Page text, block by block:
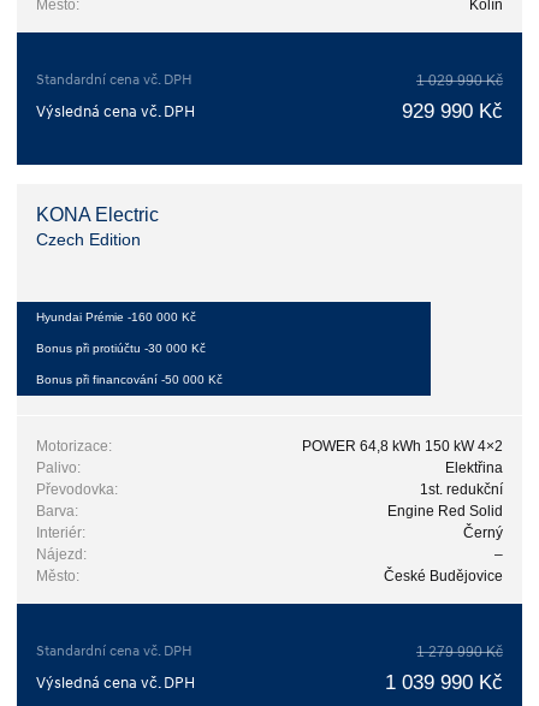
Město:
Kolín
Standardní cena vč. DPH 1 029 990 Kč
Výsledná cena vč. DPH 929 990 Kč
KONA Electric
Czech Edition
Hyundai Prémie -160 000 Kč
Bonus při protiúčtu -30 000 Kč
Bonus při financování -50 000 Kč
Motorizace:
POWER 64,8 kWh 150 kW 4×2
Palivo:
Elektřina
Převodovka:
1st. redukční
Barva:
Engine Red Solid
Interiér:
Černý
Nájezd:
–
Město:
České Budějovice
Standardní cena vč. DPH 1 279 990 Kč
Výsledná cena vč. DPH 1 039 990 Kč